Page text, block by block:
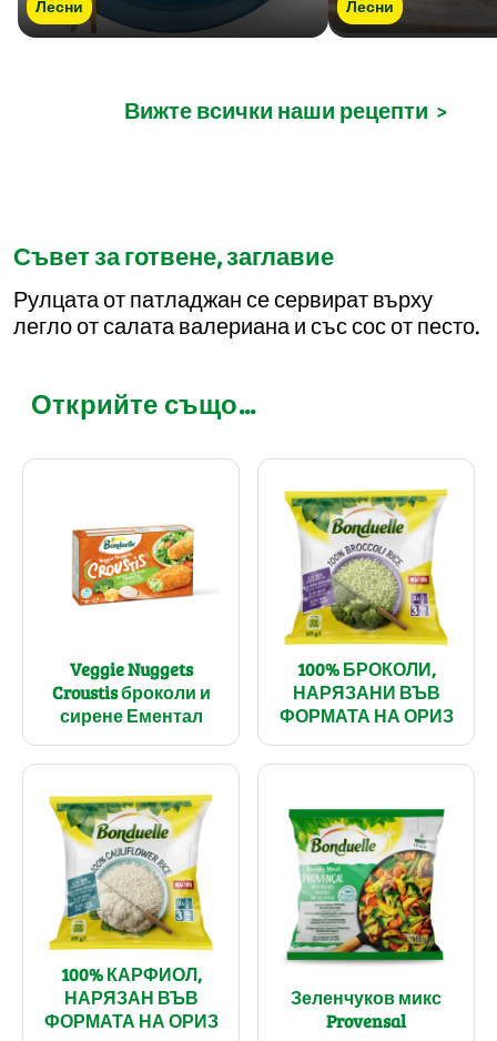
Лесни Лесни
Вижте всички наши рецепти >
Съвет за готвене, заглавие
Рулцата от патладжан се сервират върху
легло от салата валериана и със сос от песто.
Открийте също...
Veggie Nuggets
Croustis броколи и
сирене Ементал
100% БРОКОЛИ,
НАРЯЗАНИ ВЪВ
ФОРМАТА НА ОРИЗ
100% КАРФИОЛ,
НАРЯЗАН ВЪВ
ФОРМАТА НА ОРИЗ
Зеленчуков микс
Provensal